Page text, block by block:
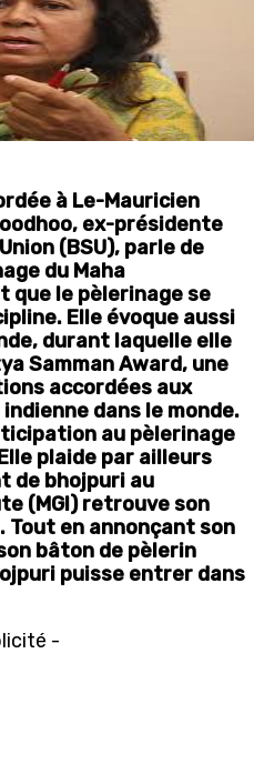
à Le-Mauricien
ex-présidente
(BSU), parle de
du Maha
que le pèlerinage se
Elle évoque aussi
durant laquelle elle
Samman Award, une
accordées aux
dans le monde.
au pèlerinage
plaide par ailleurs
de bhojpuri au
(MGI) retrouve son
Tout en annonçant son
bâton de pèlerin
puisse entrer dans
-